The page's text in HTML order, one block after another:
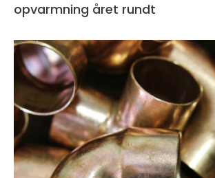
opvarmning året rundt